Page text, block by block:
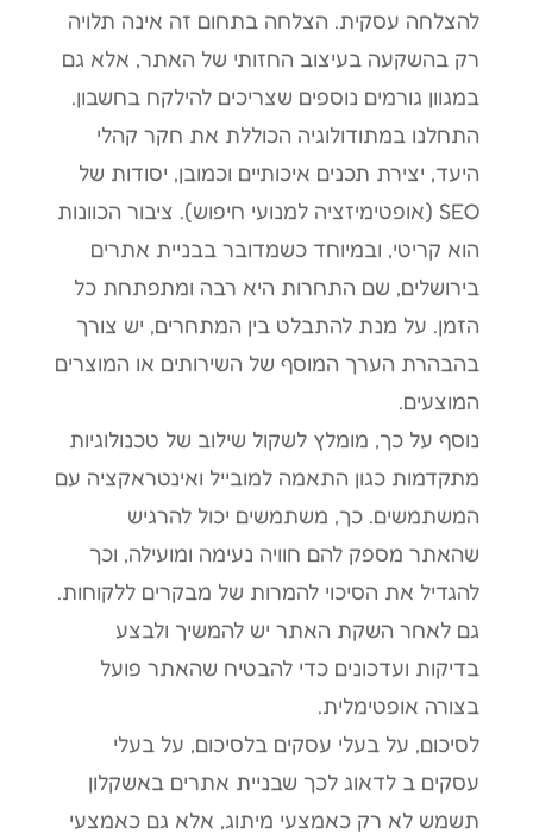
להצלחה עסקית. הצלחה בתחום זה אינה תלויה
רק בהשקעה בעיצוב החזותי של האתר, אלא גם
במגוון גורמים נוספים שצריכים להילקח בחשבון.
התחלנו במתודולוגיה הכוללת את חקר קהלי
היעד, יצירת תכנים איכותיים וכמובן, יסודות של
SEO (אופטימיזציה למנועי חיפוש). ציבור הכוונות
הוא קריטי, ובמיוחד כשמדובר בבניית אתרים
בירושלים, שם התחרות היא רבה ומתפתחת כל
הזמן. על מנת להתבלט בין המתחרים, יש צורך
בהבהרת הערך המוסף של השירותים או המוצרים
המוצעים.
נוסף על כך, מומלץ לשקול שילוב של טכנולוגיות
מתקדמות כגון התאמה למובייל ואינטראקציה עם
המשתמשים. כך, משתמשים יכול להרגיש
שהאתר מספק להם חוויה נעימה ומועילה, וכך
להגדיל את הסיכוי להמרות של מבקרים ללקוחות.
גם לאחר השקת האתר יש להמשיך ולבצע
בדיקות ועדכונים כדי להבטיח שהאתר פועל
בצורה אופטימלית.
לסיכום, על בעלי עסקים בלסיכום, על בעלי
עסקים ב לדאוג לכך שבניית אתרים באשקלון
תשמש לא רק כאמצעי מיתוג, אלא גם כאמצעי